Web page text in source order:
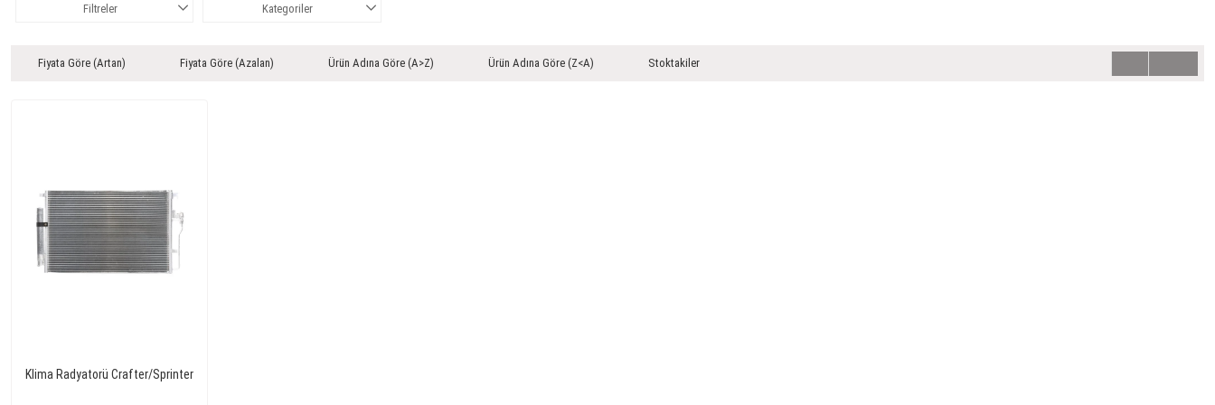
Filtreler Kategoriler
Fiyata Göre (Artan) Fiyata Göre (Azalan) Ürün Adına Göre (A>Z) Ürün Adına Göre (Z<A) Stoktakiler
Klima Radyatorü Crafter/Sprinter